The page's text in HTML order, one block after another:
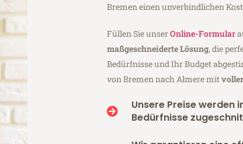
Bremen einen unverbindlichen
Füllen Sie unserOnline-Formular
maßgeschneiderte Lösung, die
Bedürfnisse und Ihr Budget
von Bremen nach Almere mit
Unsere Preise werden
Bedürfnisse